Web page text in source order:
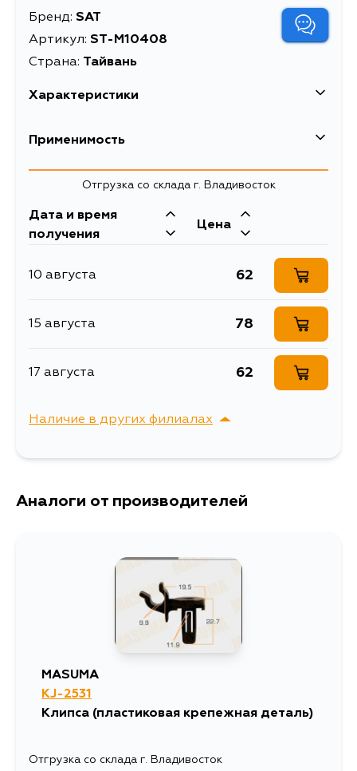
Бренд: SAT
Артикул: ST-M10408
Страна: Тайвань
Характеристики
Описание
Расширенное описание
Клипса упора капота
Применимость
Отгрузка со склада г. Владивосток
Дата и время
получения
Цена
10 августа 62
15 августа 78
17 августа 62
Наличие в других филиалах
г. Владивосток,
Аналоги от производителей
MASUMA
KJ-2531
Клипса (пластиковая крепежная деталь)
Отгрузка со склада г. Владивосток